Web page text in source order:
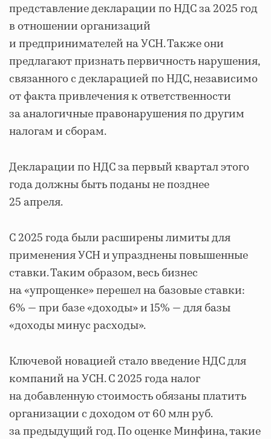
представление декларации по НДС за 2025 год
в отношении организаций
и предпринимателей на УСН. Также они
предлагают признать первичность нарушения,
связанного с декларацией по НДС, независимо
от факта привлечения к ответственности
за аналогичные правонарушения по другим
налогам и сборам.
Декларации по НДС за первый квартал этого
года должны быть поданы не позднее
25 апреля.
С 2025 года были расширены лимиты для
применения УСН и упразднены повышенные
ставки. Таким образом, весь бизнес
на «упрощенке» перешел на базовые ставки:
6% — при базе «доходы» и 15% — для базы
«доходы минус расходы».
Ключевой новацией стало введение НДС для
компаний на УСН. С 2025 года налог
на добавленную стоимость обязаны платить
организации с доходом от 60 млн руб.
за предыдущий год. По оценке Минфина, такие